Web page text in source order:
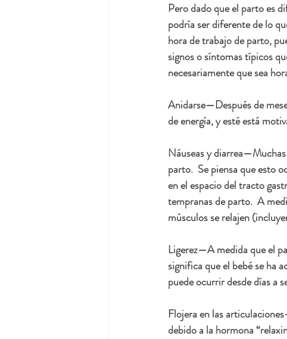
Pero dado que el parto es
podría ser diferente de lo
hora de trabajo de parto,
signos o síntomas típicos
necesariamente que sea
Anidarse—Después de
de energía, y esté está
Náuseas y diarrea—Muchas
parto.  Se piensa que esto
en el espacio del tracto
tempranas de parto.  A
músculos se relajen
Ligerez—A medida que el
significa que el bebé se ha
puede ocurrir desde días a
Flojera en las articulaciones
debido a la hormona